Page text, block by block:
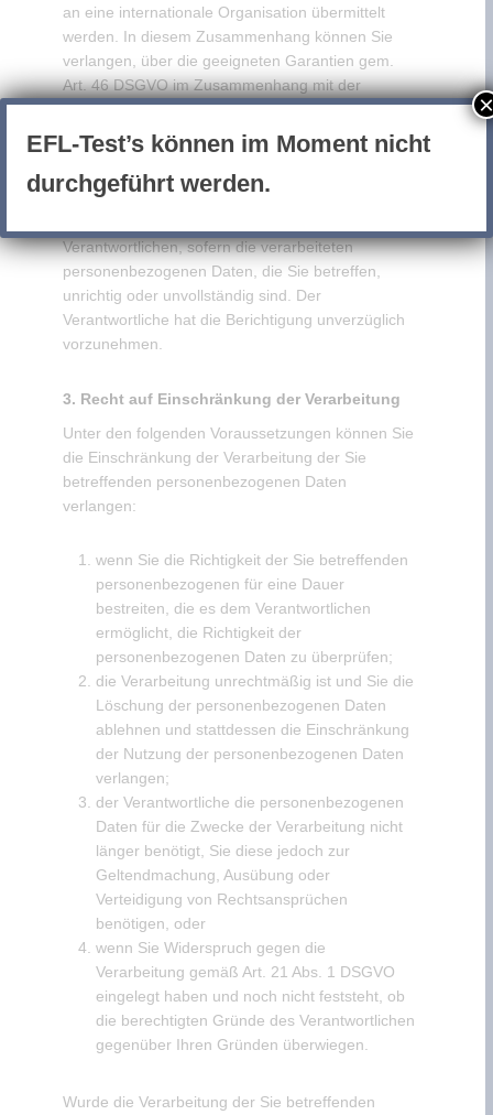
an eine internationale Organisation übermittelt
werden. In diesem Zusammenhang können Sie
verlangen, über die geeigneten Garantien gem.
Art. 46 DSGVO im Zusammenhang mit der
Übermittlung unterrichtet zu werden.
Sie haben ein Recht auf Berichtigung und/oder
Verantwortlichen, sofern die verarbeiteten
personenbezogenen Daten, die Sie betreffen,
unrichtig oder unvollständig sind. Der
Verantwortliche hat die Berichtigung unverzüglich
vorzunehmen.
3. Recht auf Einschränkung der Verarbeitung
Unter den folgenden Voraussetzungen können Sie
die Einschränkung der Verarbeitung der Sie
betreffenden personenbezogenen Daten
verlangen:
wenn Sie die Richtigkeit der Sie betreffenden
personenbezogenen für eine Dauer
bestreiten, die es dem Verantwortlichen
ermöglicht, die Richtigkeit der
personenbezogenen Daten zu überprüfen;
die Verarbeitung unrechtmäßig ist und Sie die
Löschung der personenbezogenen Daten
ablehnen und stattdessen die Einschränkung
der Nutzung der personenbezogenen Daten
verlangen;
der Verantwortliche die personenbezogenen
Daten für die Zwecke der Verarbeitung nicht
länger benötigt, Sie diese jedoch zur
Geltendmachung, Ausübung oder
Verteidigung von Rechtsansprüchen
benötigen, oder
wenn Sie Widerspruch gegen die
Verarbeitung gemäß Art. 21 Abs. 1 DSGVO
eingelegt haben und noch nicht feststeht, ob
die berechtigten Gründe des Verantwortlichen
gegenüber Ihren Gründen überwiegen.
Wurde die Verarbeitung der Sie betreffenden
EFL-Test’s können im Moment nicht
durchgeführt werden.
×